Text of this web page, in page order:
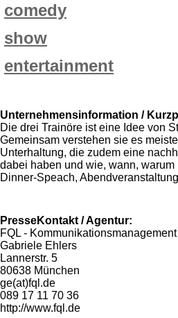
comedy
show
entertainment
Unternehmensinformation /
Die drei Trainöre ist eine Idee von
Gemeinsam verstehen sie es
Unterhaltung, die zudem eine
dabei haben und wie, wann,
Dinner-Speach,
PresseKontakt / Agentur:
FQL -
Gabriele Ehlers
Lannerstr. 5
80638 München
ge(at)fql.de
089 17 11 70 36
http://www.fql.de